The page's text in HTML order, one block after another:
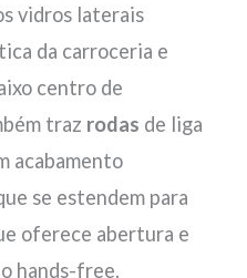
vidros laterais
da carroceria e
centro de
traz rodas de liga
acabamento
se estendem para
oferece abertura e
hands-free.